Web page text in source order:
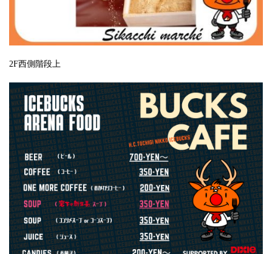
2F西側階段上